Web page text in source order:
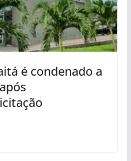
é condenado a